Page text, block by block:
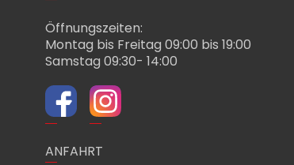
Öffnungszeiten:
Montag bis Freitag 09:00 bis 19:00
Samstag 09:30- 14:00
ANFAHRT